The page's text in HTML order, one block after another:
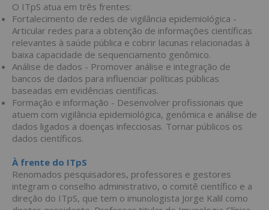
O ITpS atua em três frentes:
Fortalecimento de redes de vigilância epidemiológica -
Articular redes para a obtenção de informações científicas
relevantes à saúde pública e cobrir lacunas relacionadas à
baixa capacidade de sequenciamento genômico.
Análise de dados - Promover análise e integração de
bancos de dados para influenciar políticas públicas
baseadas em evidências científicas.
Formação e informação - Desenvolver profissionais que
atuem com vigilância epidemiológica, genômica e análise de
dados ligados a doenças infecciosas. Tornar públicos os
dados científicos.
À frente do ITpS
Renomados pesquisadores, professores e gestores
integram o conselho administrativo, o comitê científico e a
direção do ITpS, que tem o imunologista Jorge Kalil como